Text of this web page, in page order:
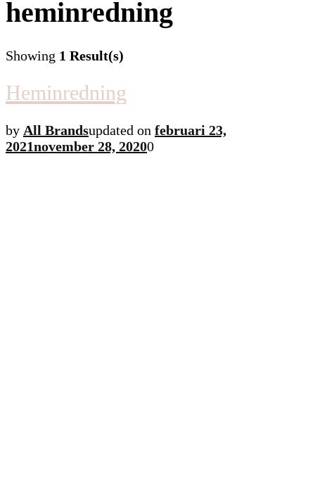
heminredning
Showing 1 Result(s)
Heminredning
by All Brandsupdated on februari 23,
2021november 28, 20200